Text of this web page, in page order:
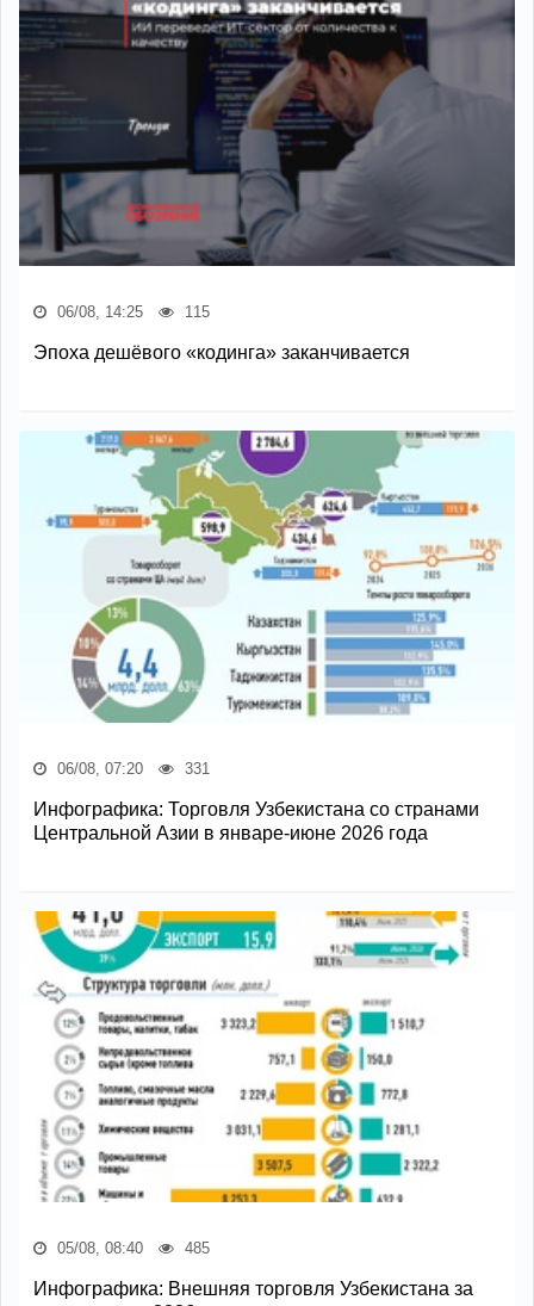
06/08, 14:25 115
Эпоха дешёвого «кодинга» заканчивается
06/08, 07:20 331
Инфографика: Торговля Узбекистана со странами
Центральной Азии в январе-июне 2026 года
05/08, 08:40 485
Инфографика: Внешняя торговля Узбекистана за